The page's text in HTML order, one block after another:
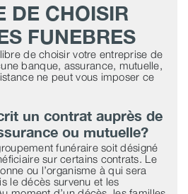
DE CHOISIR
FUNEBRES
de choisir votre entreprise de
banque, assurance, mutuelle,
ne peut vous imposer ce
un contrat auprès de
ou mutuelle?
funéraire soit désigné
sur certains contrats. Le
ou l’organisme à qui sera
le décès survenu et les